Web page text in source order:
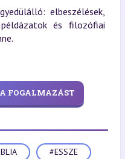
elbeszélések,
és filozófiai
FOGALMAZÁST
#ESSZE